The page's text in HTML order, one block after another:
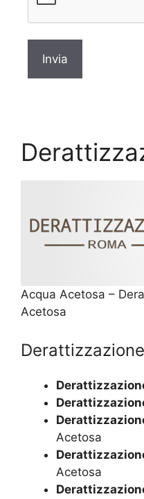
Acqua Acetosa –
Acetosa
Acetosa
Acetosa